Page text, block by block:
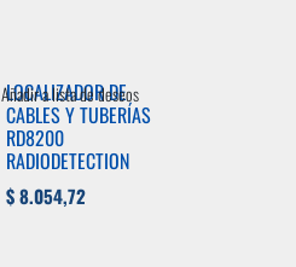
LOCALIZADOR DE
CABLES Y TUBERÍAS
RD8200
RADIODETECTION
$8.054,72
Añadir a lista de deseos